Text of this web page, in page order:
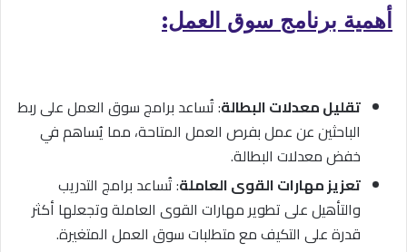
أهمية برنامج سوق العمل:
تقليل معدلات البطالة: تُساعد برامج سوق العمل على ربط
الباحثين عن عمل بفرص العمل المتاحة، مما يُساهم في
خفض معدلات البطالة.
تعزيز مهارات القوى العاملة: تُساعد برامج التدريب
والتأهيل على تطوير مهارات القوى العاملة وتجعلها أكثر
قدرة على التكيف مع متطلبات سوق العمل المتغيرة.